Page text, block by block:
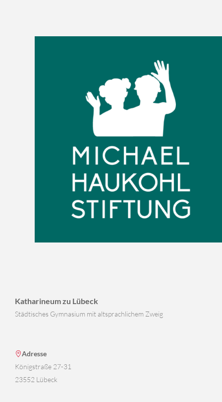
Katharineum zu Lübeck
Städtisches Gymnasium mit altsprachlichem Zweig
Adresse
Königstraße 27-31
23552 Lübeck